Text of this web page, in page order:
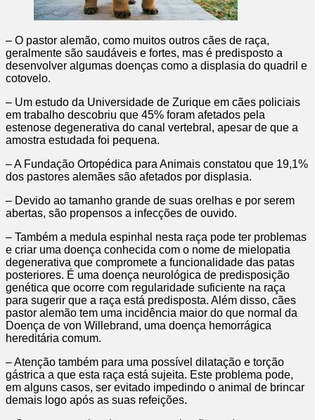
– O pastor alemão, como muitos outros cães de raça,
geralmente são saudáveis e fortes, mas é predisposto a
desenvolver algumas doenças como a displasia do quadril e
cotovelo.
– Um estudo da Universidade de Zurique em cães policiais
em trabalho descobriu que 45% foram afetados pela
estenose degenerativa do canal vertebral, apesar de que a
amostra estudada foi pequena.
– A Fundação Ortopédica para Animais constatou que 19,1%
dos pastores alemães são afetados por displasia.
– Devido ao tamanho grande de suas orelhas e por serem
abertas, são propensos a infecções de ouvido.
– Também a medula espinhal nesta raça pode ter problemas
e criar uma doença conhecida com o nome de mielopatia
degenerativa que compromete a funcionalidade das patas
posteriores. É uma doença neurológica de predisposição
genética que ocorre com regularidade suficiente na raça
para sugerir que a raça está predisposta. Além disso, cães
pastor alemão tem uma incidência maior do que normal da
Doença de von Willebrand, uma doença hemorrágica
hereditária comum.
– Atenção também para uma possível dilatação e torção
gástrica a que esta raça está sujeita. Este problema pode,
em alguns casos, ser evitado impedindo o animal de brincar
demais logo após as suas refeições.